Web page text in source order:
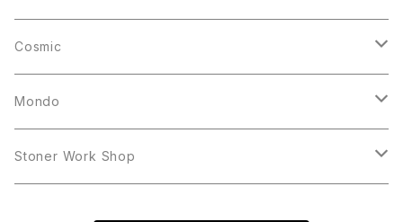
10inch
12inch
LP
12inch
Cosmic
12inch
LP
Mondo
LP
Stoner Work Shop